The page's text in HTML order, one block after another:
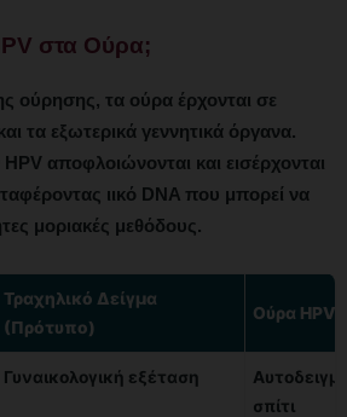
στα Ούρα;
ούρησης, τα ούρα έρχονται σε
τα εξωτερικά γεννητικά όργανα.
αποφλοιώνονται και εισέρχονται
ιικό DNA που μπορεί να
μοριακές μεθόδους.
Τραχηλικό Δείγμα
(Πρότυπο)
Ούρα HPV
Γυναικολογική εξέταση
σπίτι